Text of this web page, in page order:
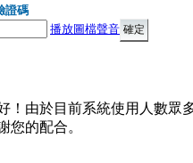
證碼
播放圖檔聲音
！由於目前系統使用人數眾
您的配合。